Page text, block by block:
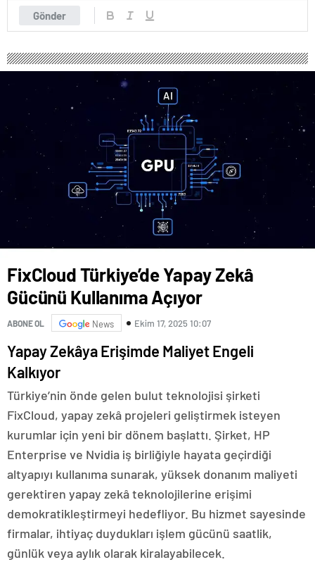
Gönder
FixCloud Türkiye’de Yapay Zekâ
Gücünü Kullanıma Açıyor
ABONE OL News Ekim 17, 2025 10:07
Yapay Zekâya Erişimde Maliyet Engeli
Kalkıyor
Türkiye’nin önde gelen bulut teknolojisi şirketi
FixCloud, yapay zekâ projeleri geliştirmek isteyen
kurumlar için yeni bir dönem başlattı. Şirket, HP
Enterprise ve Nvidia iş birliğiyle hayata geçirdiği
altyapıyı kullanıma sunarak, yüksek donanım maliyeti
gerektiren yapay zekâ teknolojilerine erişimi
demokratikleştirmeyi hedefliyor. Bu hizmet sayesinde
firmalar, ihtiyaç duydukları işlem gücünü saatlik,
günlük veya aylık olarak kiralayabilecek.